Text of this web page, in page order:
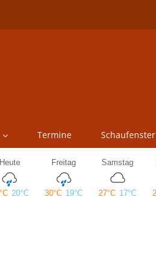
Termine Schaufenster